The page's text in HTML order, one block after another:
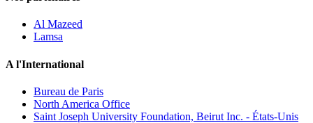
Al Mazeed
Lamsa
A l'International
Bureau de Paris
North America Office
Saint Joseph University Foundation, Beirut Inc. - États-Unis